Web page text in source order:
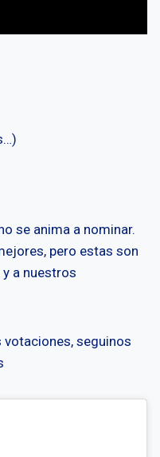
se anima a nominar.
pero estas son
a nuestros
seguinos